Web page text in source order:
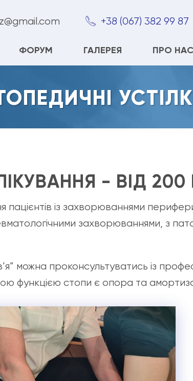
+38 (067) 382 99 87
ФОРУМ ГАЛЕРЕЯ ПРО НАС
- ВІД
пацієнтів із захворюваннями
захворюваннями, з
можна проконсультуватись із
функцією стопи є опора та